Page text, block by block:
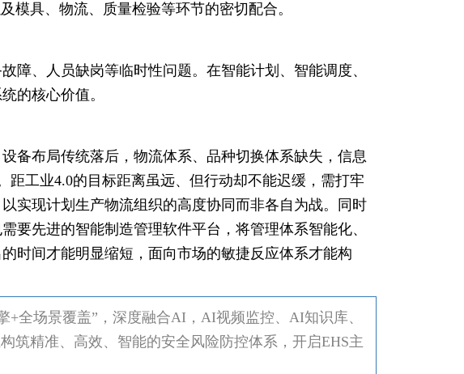
模具、物流、质量检验等环节的密切配合。
障、人员缺岗等临时性问题。在智能计划、智能调度、
的核心价值。
备布局传统落后，物流体系、品种切换体系缺失，信息
工业4.0的目标距离虽远、但行动却不能迟缓，需打牢
实现计划生产物流组织的高度协同而非各自为战。同时
要先进的智能制造管理软件平台，将管理体系智能化、
时间才能明显缩短，面向市场的敏捷反应体系才能构
全场景覆盖”，深度融合AI，AI视频监控、AI知识库、
筑精准、高效、智能的安全风险防控体系，开启EHS主